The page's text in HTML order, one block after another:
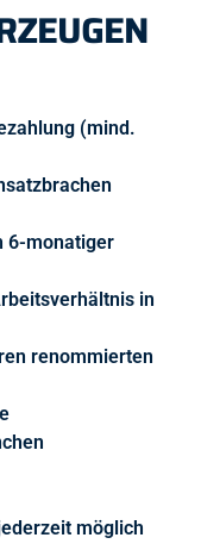
(mind.
6-monatiger
in
renommierten
möglich